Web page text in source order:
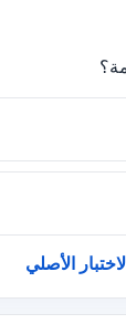
الأصلي